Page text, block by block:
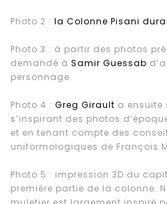
Photo 2 : la Colonne Pisani
Photo 3 : à partir des photos
demandé à Samir Guessab
personnage.
Photo 4 : Greg Girault a ensuite
s’inspirant des photos
et en tenant compte des
uniformologiques de François
Photo 5 : impression 3D du
première partie de la colonne.